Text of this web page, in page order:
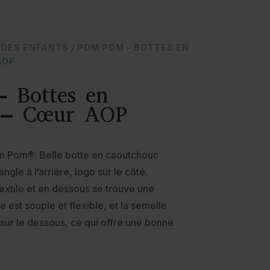
ENFANTS / POM POM – BOTTES EN
Bottes en
Cœur AOP
Pom®. Belle botte en caoutchouc
à l’arrière, logo sur le côté.
et en dessous se trouve une
est souple et flexible, et la semelle
le dessous, ce qui offre une bonne